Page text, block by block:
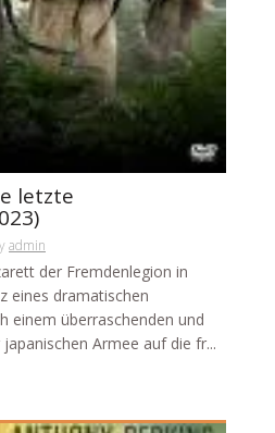
letzte
admin
der Fremdenlegion in
eines dramatischen
einem überraschenden und
Armee auf die fr...